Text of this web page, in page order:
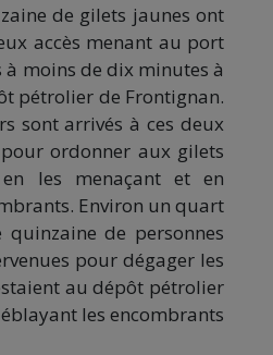
de gilets jaunes ont
accès menant au port
à moins de dix minutes à
pétrolier de Frontignan.
sont arrivés à ces deux
ordonner aux gilets
les menaçant et en
Environ un quart
quinzaine de personnes
pour dégager les
au dépôt pétrolier
les encombrants